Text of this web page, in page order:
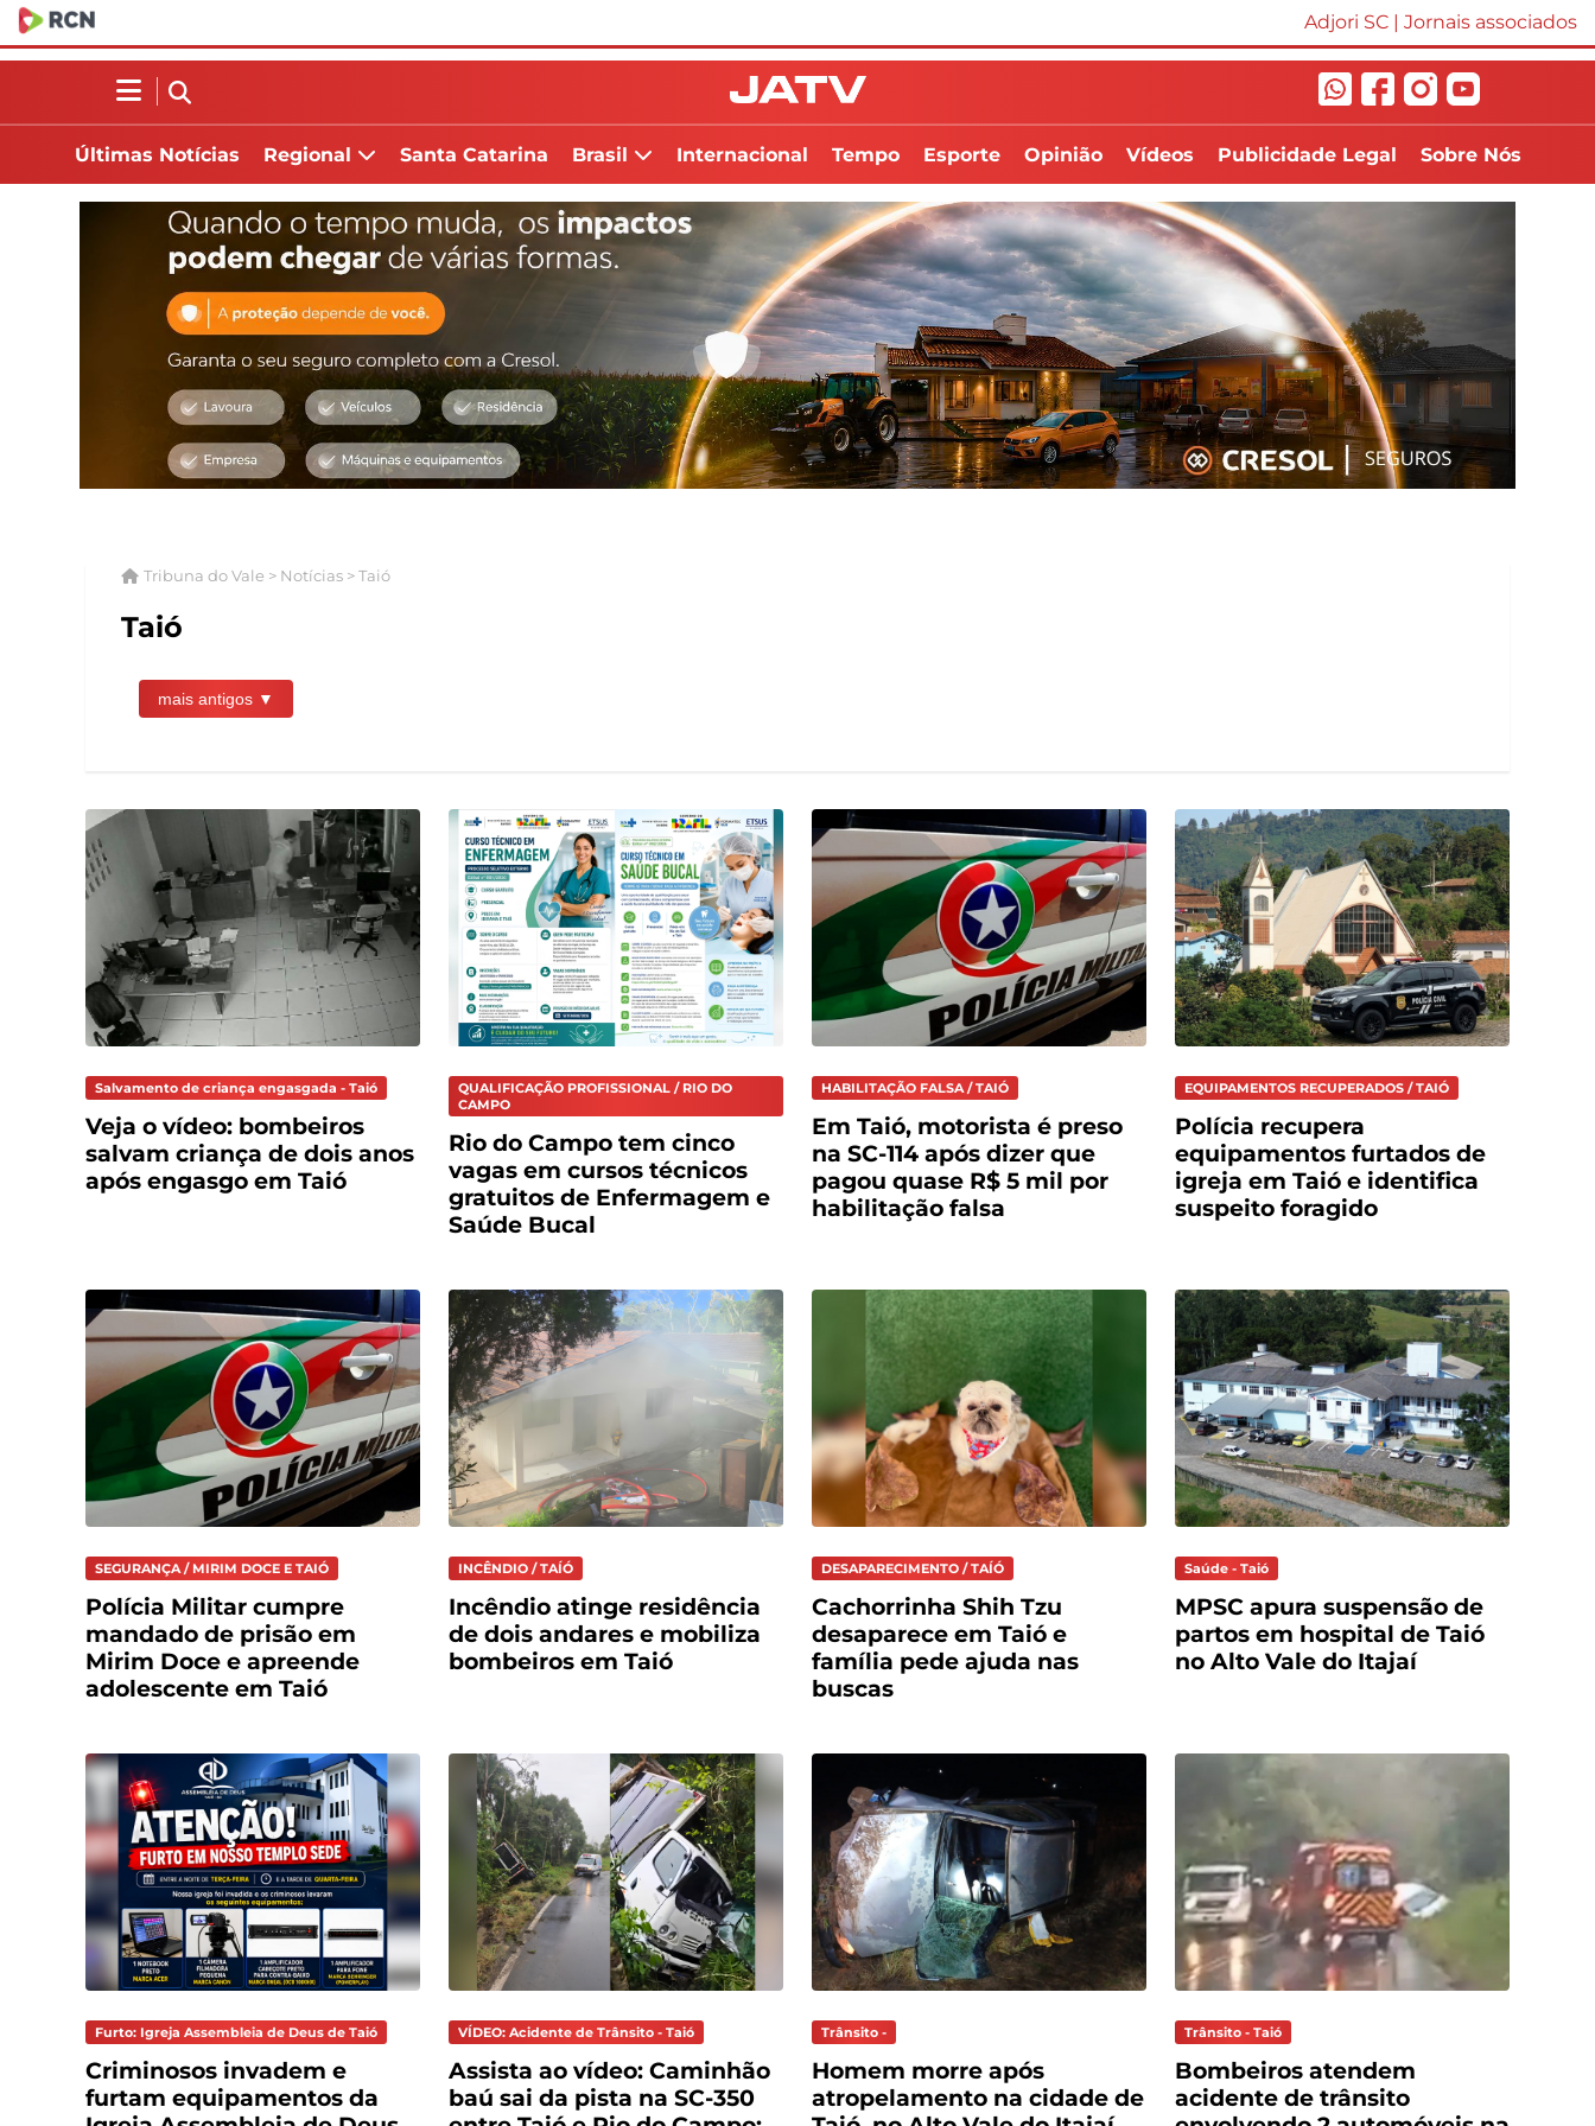
Adjori SC | Jornais associados
Últimas Notícias Regional Santa Catarina Brasil Internacional Tempo Esporte Opinião Vídeos Publicidade Legal Sobre Nós
Tribuna do Vale > Notícias > Taió
Taió
mais antigos ▼
Salvamento de criança engasgada - Taió
Veja o vídeo: bombeiros
salvam criança de dois anos
após engasgo em Taió
QUALIFICAÇÃO PROFISSIONAL / RIO DO
CAMPO
Rio do Campo tem cinco
vagas em cursos técnicos
gratuitos de Enfermagem e
Saúde Bucal
HABILITAÇÃO FALSA / TAIÓ
Em Taió, motorista é preso
na SC-114 após dizer que
pagou quase R$ 5 mil por
habilitação falsa
EQUIPAMENTOS RECUPERADOS / TAIÓ
Polícia recupera
equipamentos furtados de
igreja em Taió e identifica
suspeito foragido
SEGURANÇA / MIRIM DOCE E TAIÓ
Polícia Militar cumpre
mandado de prisão em
Mirim Doce e apreende
adolescente em Taió
INCÊNDIO / TAÍÓ
Incêndio atinge residência
de dois andares e mobiliza
bombeiros em Taió
DESAPARECIMENTO / TAÍÓ
Cachorrinha Shih Tzu
desaparece em Taió e
família pede ajuda nas
buscas
Saúde - Taió
MPSC apura suspensão de
partos em hospital de Taió
no Alto Vale do Itajaí
Furto: Igreja Assembleia de Deus de Taió
Criminosos invadem e
furtam equipamentos da
VÍDEO: Acidente de Trânsito - Taió
Assista ao vídeo: Caminhão
baú sai da pista na SC-350
Trânsito -
Homem morre após
atropelamento na cidade de
Trânsito - Taió
Bombeiros atendem
acidente de trânsito